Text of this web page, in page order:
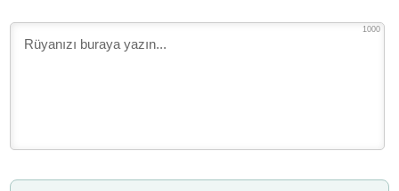
1000